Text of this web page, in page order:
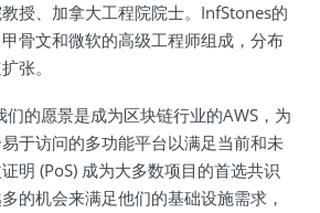
授、加拿大工程院院士。InfStones的
骨文和微软的高级工程师组成，分布
张。
们的愿景是成为区块链行业的AWS，为
于访问的多功能平台以满足当前和未
明 (PoS) 成为大多数项目的首选共识
的机会来满足他们的基础设施需求，